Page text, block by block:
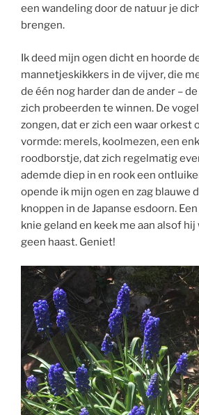
een wandeling door de natuur je
brengen.
Ik deed mijn ogen dicht en hoorde
mannetjeskikkers in de vijver, die
de één nog harder dan de ander –
zich probeerden te winnen. De
zongen, dat er zich een waar orkest
vormde: merels, koolmezen, een
roodborstje, dat zich regelmatig
ademde diep in en rook een
opende ik mijn ogen en zag blauwe
knoppen in de Japanse esdoorn.
knie geland en keek me aan alsof
geen haast. Geniet!